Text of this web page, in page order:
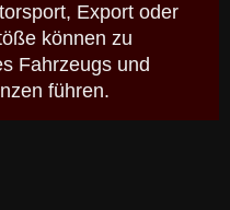
Export oder
können zu
Fahrzeugs und
führen.